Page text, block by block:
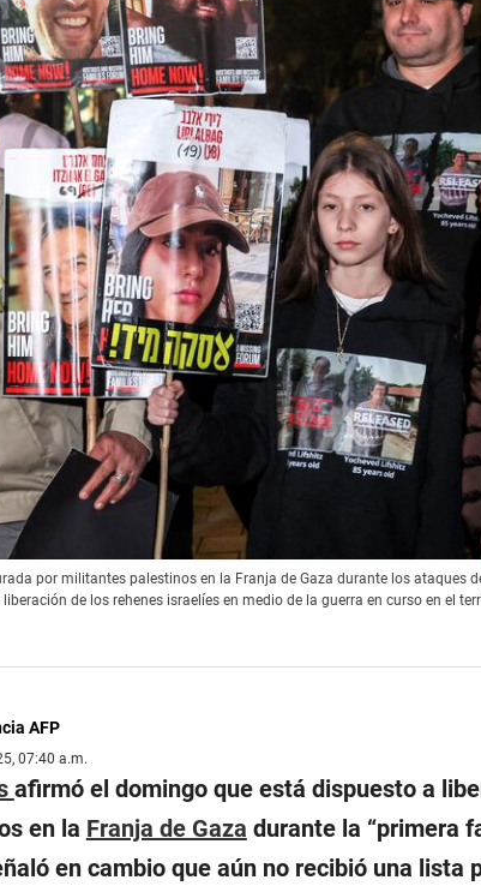
por militantes palestinos en la Franja de Gaza durante los ataques
de los rehenes israelíes en medio de la guerra en curso en el
AFP
07:40 a.m.
afirmó el domingo que está dispuesto a
en la Franja de Gaza durante la “primera
en cambio que aún no recibió una lista